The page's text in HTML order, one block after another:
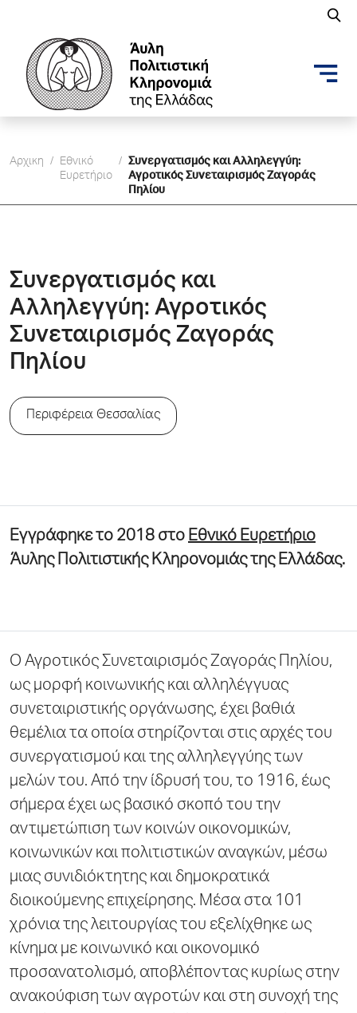
Αρχικη /
Εθνικό
Ευρετήριο
/ Συνεργατισμός και Αλληλεγγύη:
Αγροτικός Συνεταιρισμός Ζαγοράς
Πηλίου
Συνεργατισμός και
Αλληλεγγύη: Αγροτικός
Συνεταιρισμός Ζαγοράς
Πηλίου
Περιφέρεια Θεσσαλίας
Εγγράφηκε το 2018 στο Εθνικό Ευρετήριο
Άυλης Πολιτιστικής Κληρονομιάς της Ελλάδας.
Ο Αγροτικός Συνεταιρισμός Ζαγοράς Πηλίου,
ως μορφή κοινωνικής και αλληλέγγυας
συνεταιριστικής οργάνωσης, έχει βαθιά
θεμέλια τα οποία στηρίζονται στις αρχές του
συνεργατισμού και της αλληλεγγύης των
μελών του. Από την ίδρυσή του, το 1916, έως
σήμερα έχει ως βασικό σκοπό του την
αντιμετώπιση των κοινών οικονομικών,
κοινωνικών και πολιτιστικών αναγκών, μέσω
μιας συνιδιόκτητης και δημοκρατικά
διοικούμενης επιχείρησης. Μέσα στα 101
χρόνια της λειτουργίας του εξελίχθηκε ως
κίνημα με κοινωνικό και οικονομικό
προσανατολισμό, αποβλέποντας κυρίως στην
ανακούφιση των αγροτών και στη συνοχή της